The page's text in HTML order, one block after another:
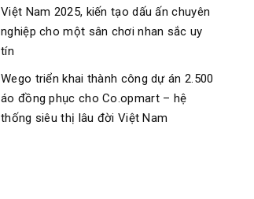
Việt Nam 2025, kiến tạo dấu ấn chuyên
nghiệp cho một sân chơi nhan sắc uy
tín
Wego triển khai thành công dự án 2.500
áo đồng phục cho Co.opmart – hệ
thống siêu thị lâu đời Việt Nam